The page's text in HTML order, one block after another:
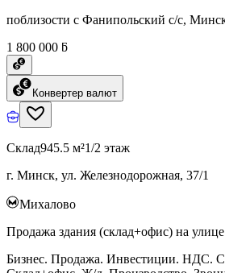
поблизости с Фанипольский с/с,
1 800 000 ƃ
Конвертер валют
Склад945.5 м²1/2 этаж
г. Минск, ул. Железнодорожная, 37/1
Михалово
Продажа здания (склад+офис) на
Бизнес. Продажа. Инвестиции. НДС.